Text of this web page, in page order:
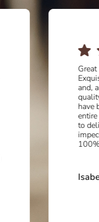
and,
have
to